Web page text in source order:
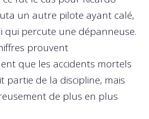
un autre pilote ayant calé,
qui percute une dépanneuse.
prouvent
que les accidents mortels
partie de la discipline, mais
de plus en plus